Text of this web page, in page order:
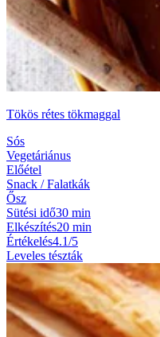
Tökös rétes tökmaggal
Sós
Vegetáriánus
Előétel
Snack / Falatkák
Ősz
Sütési idő30 min
Elkészítés20 min
Értékelés4.1/5
Leveles tészták